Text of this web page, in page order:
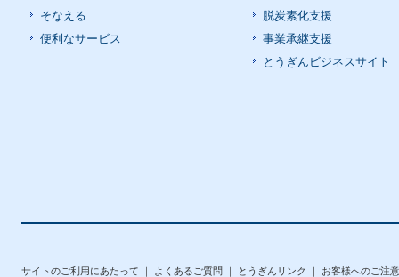
そなえる
便利なサービス
脱炭素化支援
事業承継支援
とうぎんビジネスサイト
サイトのご利用にあたって ｜ よくあるご質問 ｜ とうぎんリンク ｜ お客様へのご注